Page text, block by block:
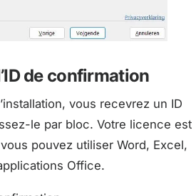
de confirmation
vous recevrez un ID
le par bloc. Votre licence est
pouvez utiliser Word, Excel,
Office.